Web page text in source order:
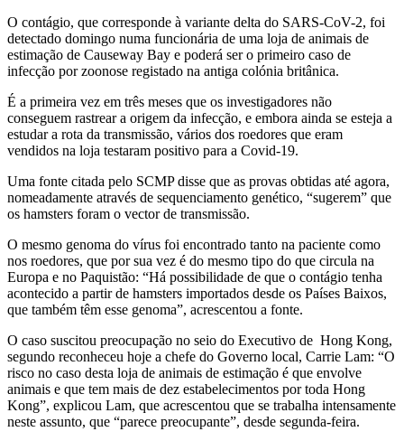
O contágio, que corresponde à variante delta do SARS-CoV-2, foi
detectado domingo numa funcionária de uma loja de animais de
estimação de Causeway Bay e poderá ser o primeiro caso de
infecção por zoonose registado na antiga colónia britânica.
É a primeira vez em três meses que os investigadores não
conseguem rastrear a origem da infecção, e embora ainda se esteja a
estudar a rota da transmissão, vários dos roedores que eram
vendidos na loja testaram positivo para a Covid-19.
Uma fonte citada pelo SCMP disse que as provas obtidas até agora,
nomeadamente através de sequenciamento genético, “sugerem” que
os hamsters foram o vector de transmissão.
O mesmo genoma do vírus foi encontrado tanto na paciente como
nos roedores, que por sua vez é do mesmo tipo do que circula na
Europa e no Paquistão: “Há possibilidade de que o contágio tenha
acontecido a partir de hamsters importados desde os Países Baixos,
que também têm esse genoma”, acrescentou a fonte.
O caso suscitou preocupação no seio do Executivo de Hong Kong,
segundo reconheceu hoje a chefe do Governo local, Carrie Lam: “O
risco no caso desta loja de animais de estimação é que envolve
animais e que tem mais de dez estabelecimentos por toda Hong
Kong”, explicou Lam, que acrescentou que se trabalha intensamente
neste assunto, que “parece preocupante”, desde segunda-feira.